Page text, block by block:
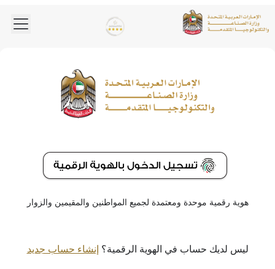
هوية رقمية موحدة ومعتمدة لجميع المواطنين والمقيمين والزوار
ليس لديك حساب في الهوية الرقمية؟ إنشاء حساب جديد